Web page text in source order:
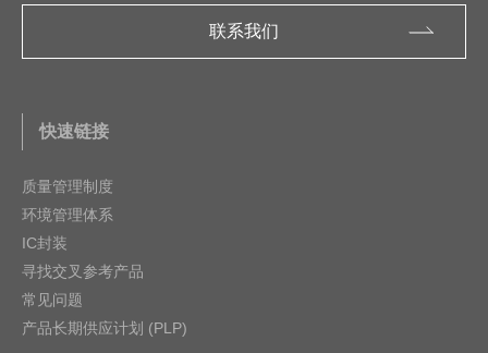
联系我们
快速链接
质量管理制度
环境管理体系
IC封装
寻找交叉参考产品
常见问题
产品长期供应计划 (PLP)